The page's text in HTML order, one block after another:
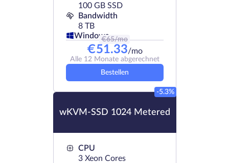
100 GB SSD
Bandwidth
8 TB
Windows
€65/mo
€51.33/mo
Alle 12 Monate abgerechnet
Bestellen
wKVM-SSD 1024 Metered
-5.3%
CPU
3 Xeon Cores